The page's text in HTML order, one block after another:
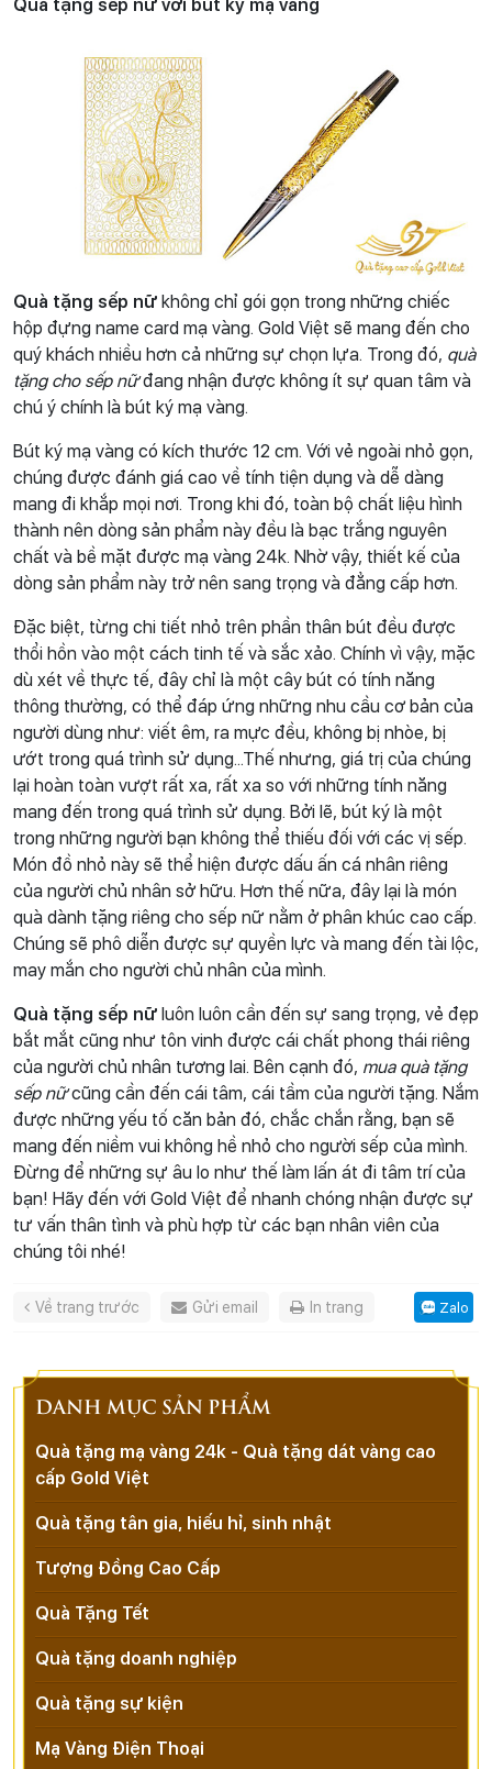
Quà tặng sếp nữ với bút ký mạ vàng
Quà tặng sếp nữ không chỉ gói gọn trong những chiếc
hộp đựng name card mạ vàng. Gold Việt sẽ mang đến cho
quý khách nhiều hơn cả những sự chọn lựa. Trong đó, quà
tặng cho sếp nữđang nhận được không ít sự quan tâm và
chú ý chính là bút ký mạ vàng.
Bút ký mạ vàng có kích thước 12 cm. Với vẻ ngoài nhỏ gọn,
chúng được đánh giá cao về tính tiện dụng và dễ dàng
mang đi khắp mọi nơi. Trong khi đó, toàn bộ chất liệu hình
thành nên dòng sản phẩm này đều là bạc trắng nguyên
chất và bề mặt được mạ vàng 24k. Nhờ vậy, thiết kế của
dòng sản phẩm này trở nên sang trọng và đẳng cấp hơn.
Đặc biệt, từng chi tiết nhỏ trên phần thân bút đều được
thổi hồn vào một cách tinh tế và sắc xảo. Chính vì vậy, mặc
dù xét về thực tế, đây chỉ là một cây bút có tính năng
thông thường, có thể đáp ứng những nhu cầu cơ bản của
người dùng như: viết êm, ra mực đều, không bị nhòe, bị
ướt trong quá trình sử dụng...Thế nhưng, giá trị của chúng
lại hoàn toàn vượt rất xa, rất xa so với những tính năng
mang đến trong quá trình sử dụng. Bởi lẽ, bút ký là một
trong những người bạn không thể thiếu đối với các vị sếp.
Món đồ nhỏ này sẽ thể hiện được dấu ấn cá nhân riêng
của người chủ nhân sở hữu. Hơn thế nữa, đây lại là món
quà dành tặng riêng cho sếp nữ nằm ở phân khúc cao cấp.
Chúng sẽ phô diễn được sự quyền lực và mang đến tài lộc,
may mắn cho người chủ nhân của mình.
Quà tặng sếp nữ luôn luôn cần đến sự sang trọng, vẻ đẹp
bắt mắt cũng như tôn vinh được cái chất phong thái riêng
của người chủ nhân tương lai. Bên cạnh đó, mua quà tặng
sếp nữcũng cần đến cái tâm, cái tầm của người tặng. Nắm
được những yếu tố căn bản đó, chắc chắn rằng, bạn sẽ
mang đến niềm vui không hề nhỏ cho người sếp của mình.
Đừng để những sự âu lo như thế làm lấn át đi tâm trí của
bạn! Hãy đến với Gold Việt để nhanh chóng nhận được sự
tư vấn thân tình và phù hợp từ các bạn nhân viên của
chúng tôi nhé!
Về trang trước Gửi email In trang Zalo
DANH MỤC SẢN PHẨM
Quà tặng mạ vàng 24k - Quà tặng dát vàng cao
cấp Gold Việt
Quà tặng tân gia, hiếu hỉ, sinh nhật
Tượng Đồng Cao Cấp
Quà Tặng Tết
Quà tặng doanh nghiệp
Quà tặng sự kiện
Mạ Vàng Điện Thoại